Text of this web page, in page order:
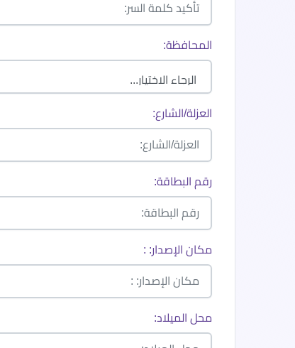
المحافظة:
العزلة/الشارع:
رقم البطاقة:
مكان الإصدار: :
محل الميلاد: